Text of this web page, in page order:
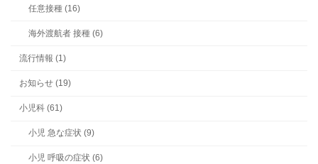
任意接種 (16)
海外渡航者 接種 (6)
流行情報 (1)
お知らせ (19)
小児科 (61)
小児 急な症状 (9)
小児 呼吸の症状 (6)